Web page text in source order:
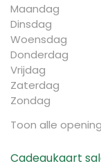
Maandag
Dinsdag
Woensdag
Donderdag
Vrijdag
Zaterdag
Zondag
Toon alle
Cadeaukaart